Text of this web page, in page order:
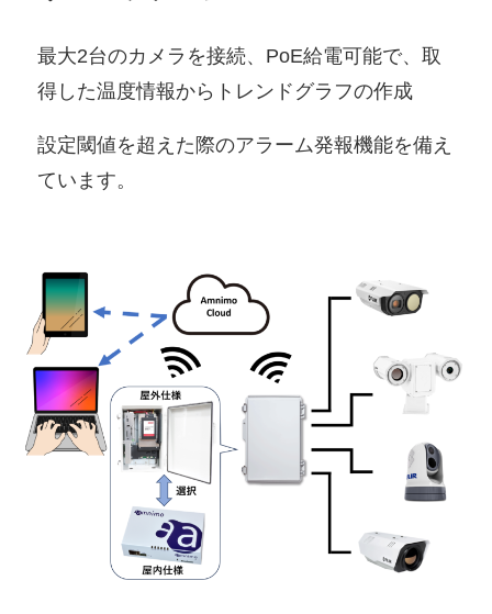
最大2台のカメラを接続、PoE給電可能で、取
得した温度情報からトレンドグラフの作成
設定閾値を超えた際のアラーム発報機能を備え
ています。